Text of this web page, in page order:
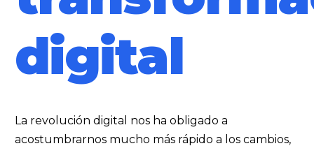
digital
La revolución digital nos ha obligado a
acostumbrarnos mucho más rápido a los cambios,